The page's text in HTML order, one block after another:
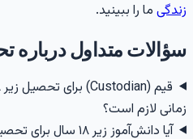
ما را ببینید.
متداول درباره تحصیل
لازم است؟
آیا دانش‌آموز زیر ۱۸